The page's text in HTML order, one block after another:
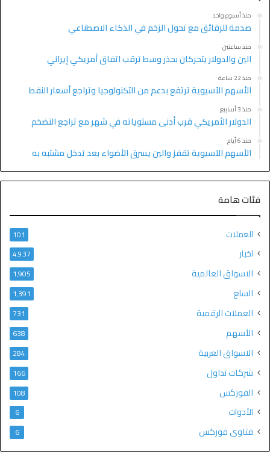
منذ أسبوع واحد
صدمة للرقائق مع تحول الزخم في الذكاء الاصطناعي
منذ ساعتين
الين والدولار يتحركان بحذر وسط ترقب اتفاق أمريكي إيراني
منذ 22 ساعة
الأسهم الآسيوية ترتفع بدعم من التكنولوجيا وتراجع أسعار النفط
منذ 3 أسابيع
الدولار الأمريكي قرب أدنى مستوياته في شهر مع تراجع التضخم
منذ 6 أيام
الأسهم الآسيوية تقفز والين يسرق الأضواء بعد تدخل مشتبه به
فئات هامة
العملات 101
اخبار 4٬937
الاسواق العالمية 1٬905
السلع 1٬391
العملات الرقمية 731
الأسهم 638
الاسواق العربية 284
شركات تداول 166
الفوركس 108
الأدوات 6
فتاوى فوركس 6